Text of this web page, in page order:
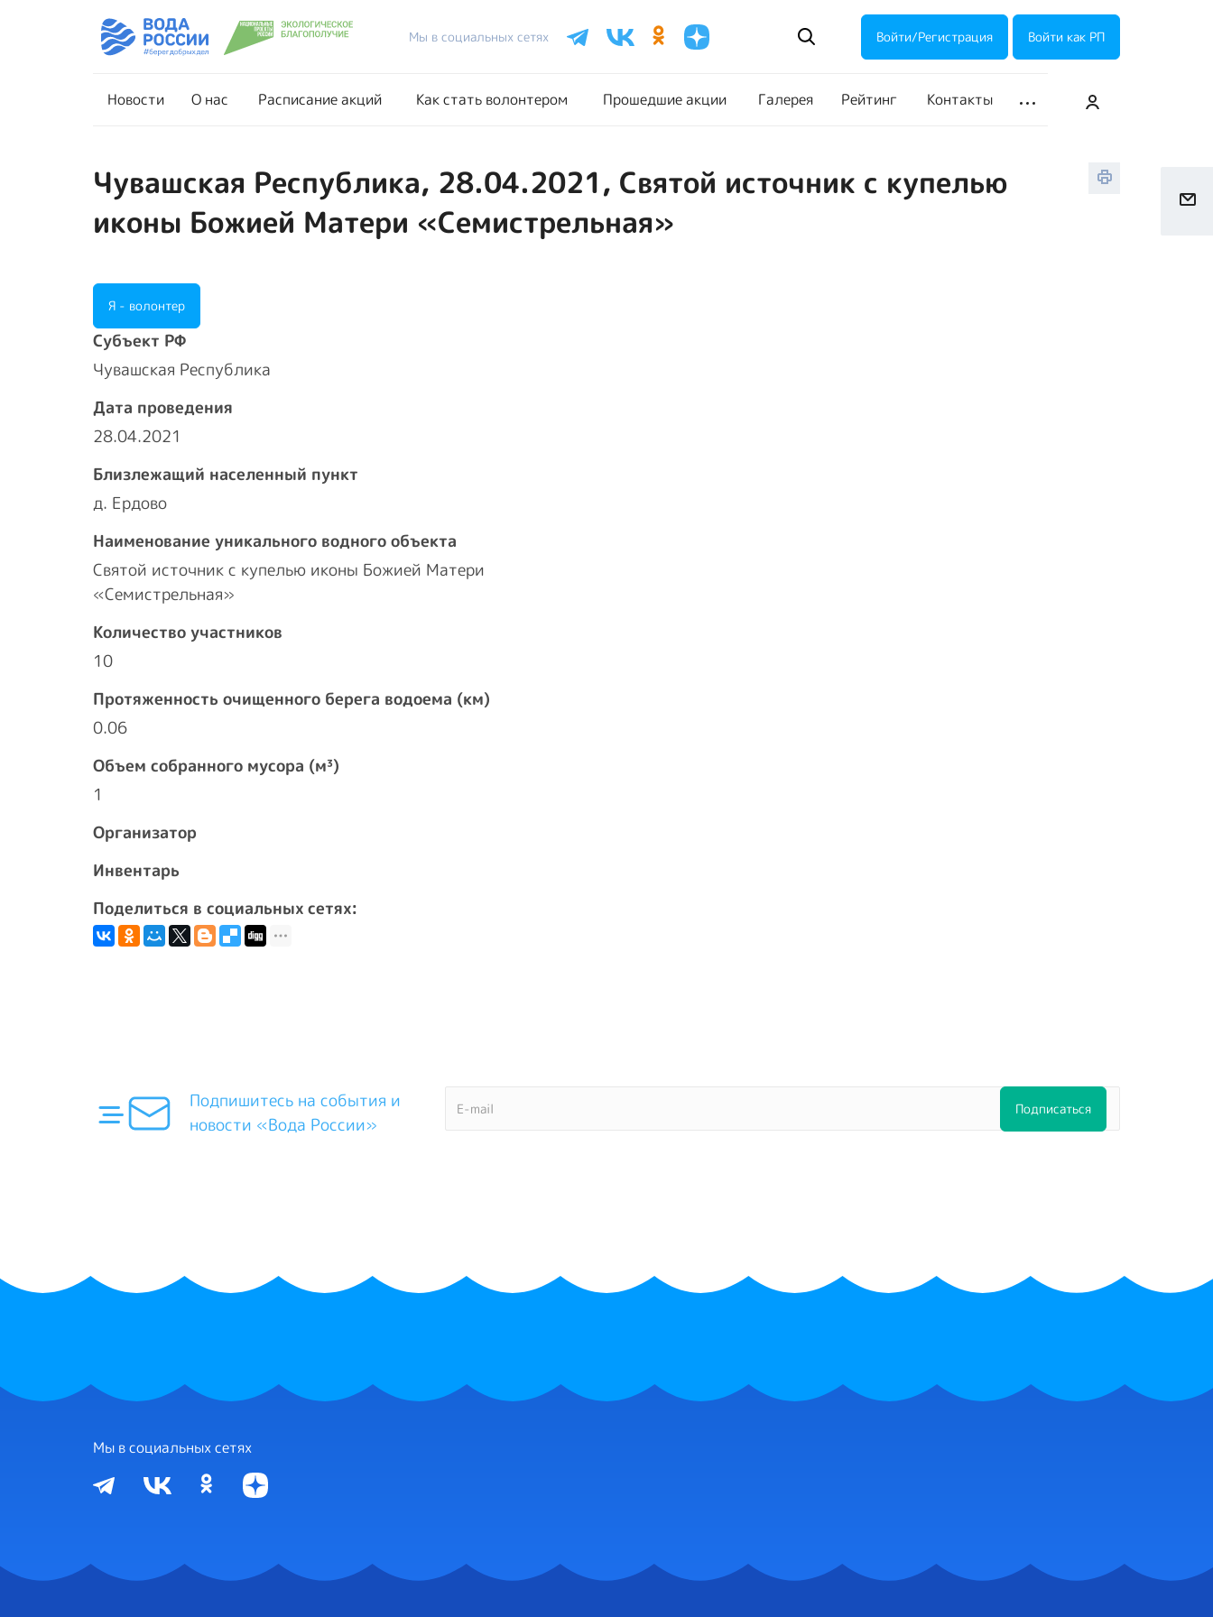
Мы в социальных сетях Войти/Регистрация Войти как РП
Новости О нас Расписание акций Как стать волонтером Прошедшие акции Галерея Рейтинг Контакты
Новости О нас Как стать волонтером Прошедшие акции
Чувашская Республика, 28.04.2021, Святой источник с купелью
иконы Божией Матери «Семистрельная»
Я - волонтер
Cубъект РФ
Чувашская Республика
Дата проведения
28.04.2021
Близлежащий населенный пункт
д. Ердово
Наименование уникального водного объекта
Святой источник с купелью иконы Божией Матери
«Семистрельная»
Количество участников
10
Протяженность очищенного берега водоема (км)
0.06
Объем собранного мусора (м³)
1
Организатор
Инвентарь
Поделиться в социальных сетях:
Подпишитесь на события и
новости «Вода России»
Мы в социальных сетях